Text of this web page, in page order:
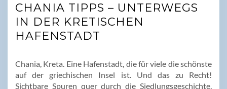
CHANIA TIPPS – UNTERWEGS
IN DER KRETISCHEN
HAFENSTADT
Chania, Kreta. Eine Hafenstadt, die für viele die schönste
auf der griechischen Insel ist. Und das zu Recht!
Sichtbare Spuren quer durch die Siedlungsgeschichte,